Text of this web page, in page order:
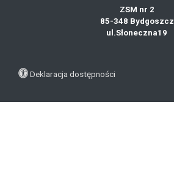
ZSM nr 2
85-348 Bydgoszcz
ul.Słoneczna19
Deklaracja dostępności